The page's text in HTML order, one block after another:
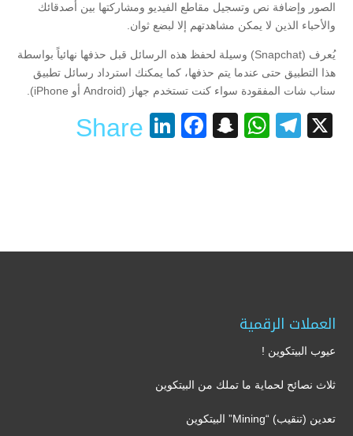
الصور وإضافة نص وتسجيل مقاطع الفيديو ومشاركتها بين أصدقائك
والأحباء الذين لا يمكن مشاهدتهم إلا لبضع ثوان.
يُعرف (Snapchat) وسيلة لحفظ هذه الرسائل قبل حذفها نهائياً بواسطة
هذا التطبيق حتى عندما يتم حذفها، كما يمكنك استرداد رسائل تطبيق
سناب شات المفقودة سواء كنت تستخدم جهاز (Android أو iPhone).
X
Telegram
WhatsApp
Snapchat
Facebook
LinkedIn
Share
العملات الرقمية
عيوب البيتكوين !
ثلاث نصائح لحماية ما تملك من البيتكوين
تعدين (تنقيب) “Mining” البيتكوين